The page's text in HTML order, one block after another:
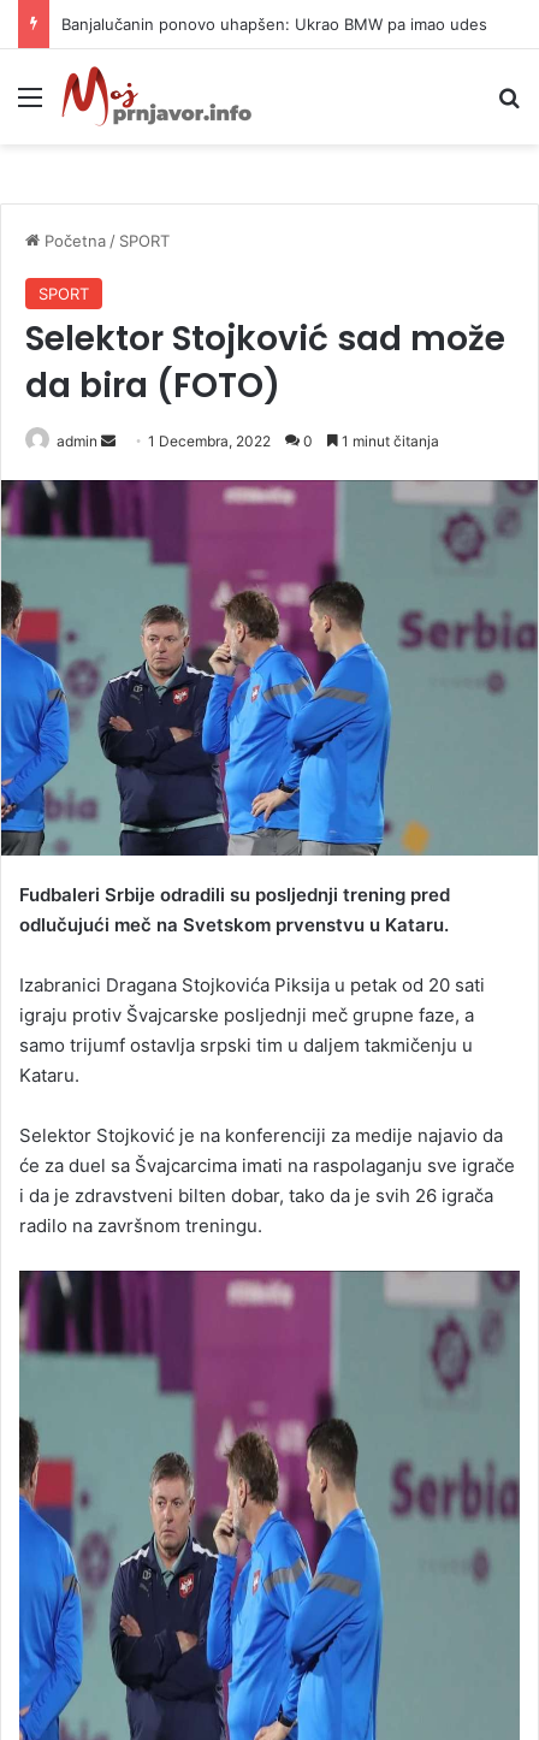
Banjalučanin ponovo uhapšen: Ukrao BMW pa imao udes
Meni
Početna / SPORT
SPORT
Selektor Stojković sad može
da bira (FOTO)
admin
a
l
1 Decembra, 2022 0 1 minut čitanja
Fudbaleri Srbije odradili su posljednji trening pred
odlučujući meč na Svetskom prvenstvu u Kataru.
Izabranici Dragana Stojkovića Piksija u petak od 20 sati
igraju protiv Švajcarske posljednji meč grupne faze, a
samo trijumf ostavlja srpski tim u daljem takmičenju u
Kataru.
Selektor Stojković je na konferenciji za medije najavio da
će za duel sa Švajcarcima imati na raspolaganju sve igrače
i da je zdravstveni bilten dobar, tako da je svih 26 igrača
radilo na završnom treningu.